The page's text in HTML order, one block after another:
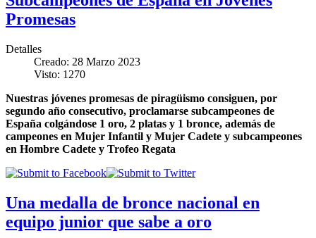
Promesas
Detalles
Creado: 28 Marzo 2023
Visto: 1270
Nuestras jóvenes promesas de piragüismo consiguen, por
segundo año consecutivo, proclamarse subcampeones de
España colgándose 1 oro, 2 platas y 1 bronce, además de
campeones en Mujer Infantil y Mujer Cadete y subcampeones
en Hombre Cadete y Trofeo Regata
Una medalla de bronce nacional en
equipo junior que sabe a oro